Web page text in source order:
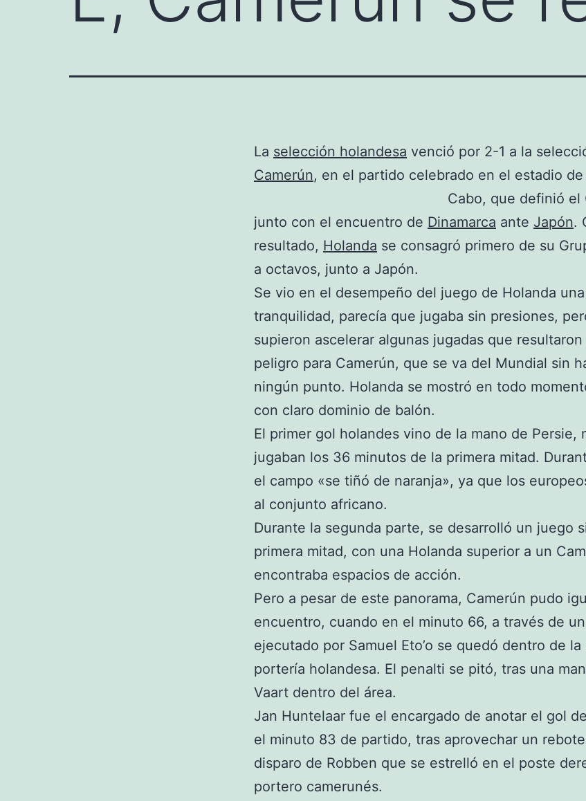
La selección holandesa venció por 2-1 a la
Camerún, en el partido celebrado en el estadio
Cabo, que definió el
junto con el encuentro de Dinamarca ante Japón.
resultado, Holanda se consagró primero de su
a octavos, junto a Japón.
Se vio en el desempeño del juego de Holanda
tranquilidad, parecía que jugaba sin presiones,
supieron ascelerar algunas jugadas que
peligro para Camerún, que se va del Mundial sin
ningún punto. Holanda se mostró en todo
con claro dominio de balón.
El primer gol holandes vino de la mano de Persie,
jugaban los 36 minutos de la primera mitad.
el campo «se tiñó de naranja», ya que los
al conjunto africano.
Durante la segunda parte, se desarrolló un juego
primera mitad, con una Holanda superior a un
encontraba espacios de acción.
Pero a pesar de este panorama, Camerún pudo
encuentro, cuando en el minuto 66, a través de
ejecutado por Samuel Eto’o se quedó dentro de la
portería holandesa. El penalti se pitó, tras una
Vaart dentro del área.
Jan Huntelaar fue el encargado de anotar el gol
el minuto 83 de partido, tras aprovechar un
disparo de Robben que se estrelló en el poste
portero camerunés.